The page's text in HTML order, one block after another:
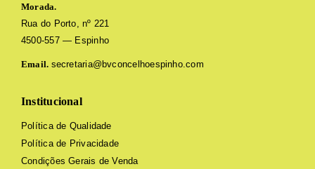
Morada.
Rua do Porto, nº 221
4500-557 — Espinho
Email. secretaria@bvconcelhoespinho.com
Institucional
Política de Qualidade
Política de Privacidade
Condições Gerais de Venda